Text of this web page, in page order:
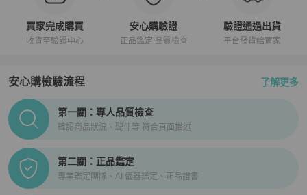
買家完成購買
收貨至驗證中心
安心購驗證
正品鑑定 品質檢查
驗證通過出貨
平台發貨給買家
安心購檢驗流程 了解更多
PopChill拍拍圈正品驗證、安心購檢驗流程介紹
第一關：專人品質檢查
確認商品狀況、配件等 符合頁面描述
第二關：正品鑑定
專業鑑定團隊、AI 儀器鑑定、正品證書